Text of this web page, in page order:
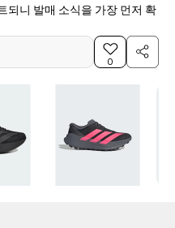
되니 발매 소식을 가장 먼저 확
0